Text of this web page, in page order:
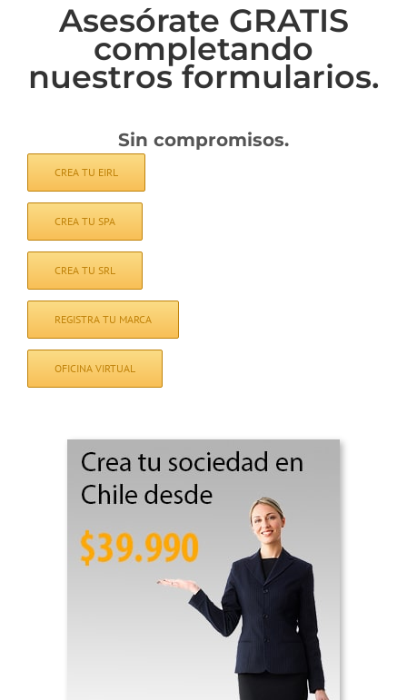
Asesórate GRATIS
completando
nuestros formularios.
Sin compromisos.
CREA TU EIRL
CREA TU SPA
CREA TU SRL
REGISTRA TU MARCA
OFICINA VIRTUAL